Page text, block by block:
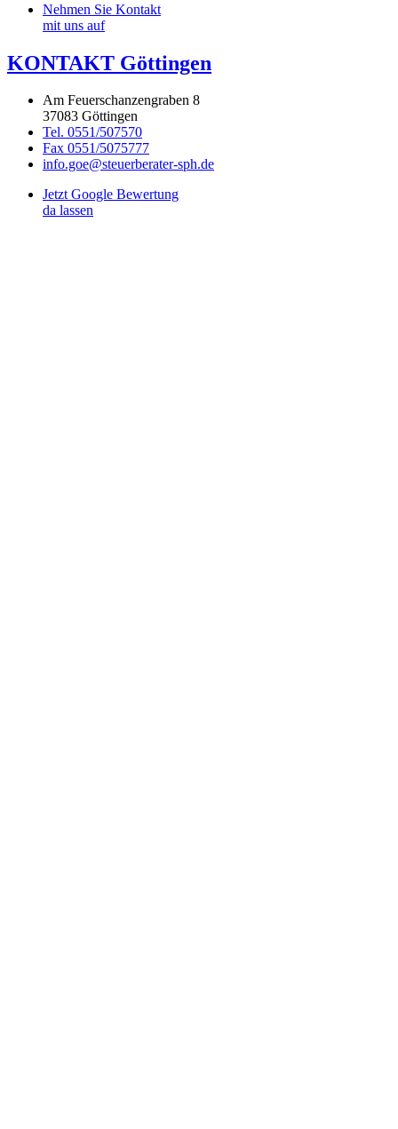
Nehmen Sie Kontakt
mit uns auf
KONTAKT Göttingen
Am Feuerschanzengraben 8
37083 Göttingen
Tel. 0551/507570
Fax 0551/5075777
info.goe@steuerberater-sph.de
Jetzt Google Bewertung
da lassen